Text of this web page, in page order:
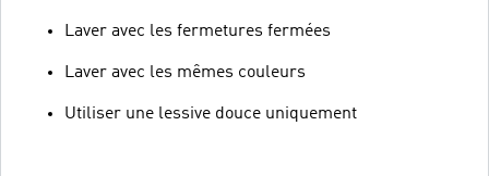
Laver avec les fermetures fermées
Laver avec les mêmes couleurs
Utiliser une lessive douce uniquement